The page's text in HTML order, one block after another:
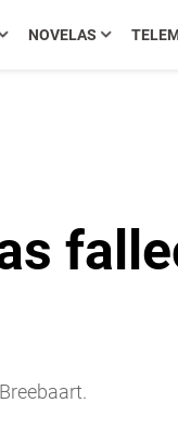
NOVELAS